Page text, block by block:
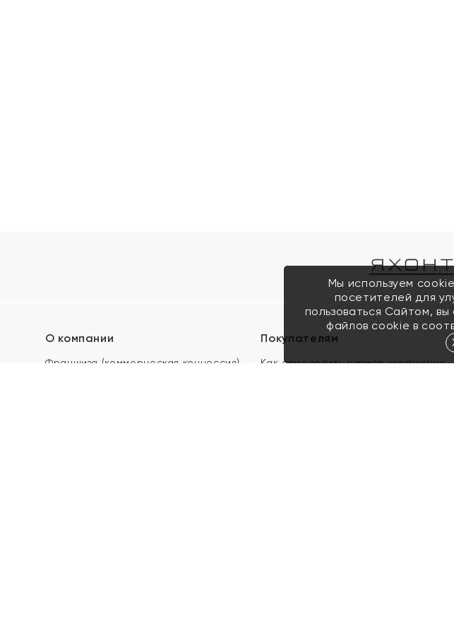
О компании
Франшиза (коммерческая концессия)
Покупателям
Как определить размер украшения
Мы используем
посетителей для
пользоваться Сайтом,
файлов cookie в